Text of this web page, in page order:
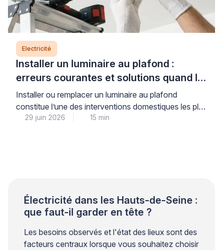
Electricité
Installer un luminaire au plafond :
erreurs courantes et solutions quand le
support bloque
Installer ou remplacer un luminaire au plafond
constitue l’une des interventions domestiques les plus
courantes, mais elle soulève des questions légitimes
29 juin 2026 15 min
Électricité dans les Hauts-de-Seine :
que faut-il garder en tête ?
Les besoins observés et l'état des lieux sont des
facteurs centraux lorsque vous souhaitez choisir